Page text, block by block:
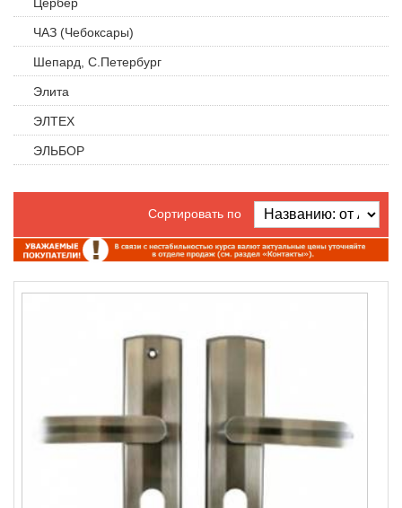
ЧАЗ (Чебоксары)
Шепард, С.Петербург
Элита
ЭЛТЕХ
ЭЛЬБОР
Сортировать по